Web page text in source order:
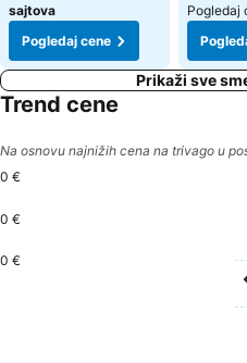
sajtova
Pogledaj cene
Pogledaj
Prikaži sve
Trend cene
Na osnovu najnižih cena na trivago u
0 €
0 €
0 €